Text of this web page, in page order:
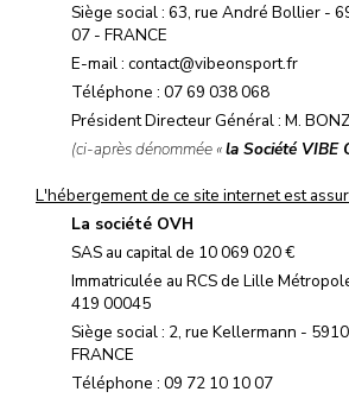
Siège social : 63, rue André Bollier -
07 - FRANCE
E-mail : contact@vibeonsport.fr
Téléphone : 07 69 038 068
Président Directeur Général : M.
(ci-après dénommée «la Société VIBE
L'hébergement de ce site internet est
La société OVH
SAS au capital de 10 069 020 €
Immatriculée au RCS de Lille
419 00045
Siège social : 2, rue Kellermann -
FRANCE
Téléphone : 09 72 10 10 07